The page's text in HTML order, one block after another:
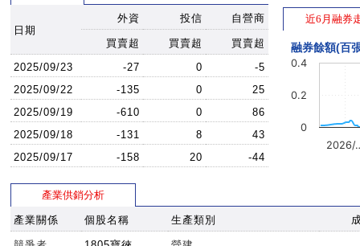
日期
外資 投信 自營商
買賣超 買賣超
買賣超
2025/09/23
-27 0
-5
2025/09/22
-135 0
25
2025/09/19
-610 0
86
2025/09/18
-131 8
43
2025/09/17
-158 20 -44
近6月融券
融券餘額(百
2026/
0
0.2
0.4
產業供銷分析
產業關係 個股名稱 生產類別